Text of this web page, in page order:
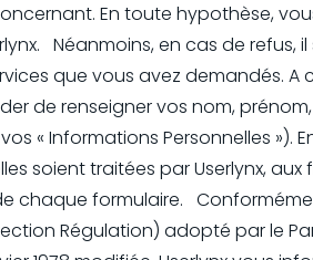
En toute hypothèse,
Néanmoins, en cas de refus,
que vous avez demandés.
de renseigner vos nom,
« Informations Personnelles »).
soient traitées par Userlynx,
chaque formulaire.
Régulation) adopté par le